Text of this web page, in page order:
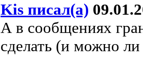
Kis писал(а)
А в сообщениях
сделать (и можно